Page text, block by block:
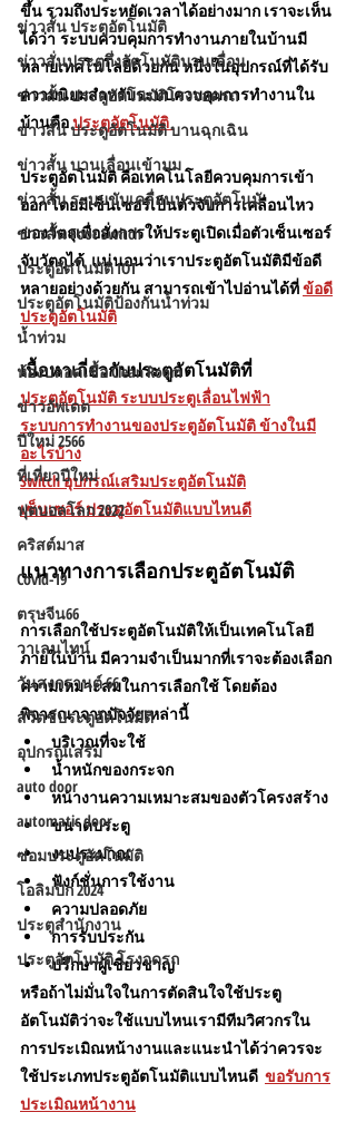
ข่าวสั้น ประตูอัตโนมัติ
ข่าวสั่นประตูกึ่งอัตโนมัติบานเลื่อน
ข่าวสั้น ประตูอัตโนมัติโรงจอดรถ
ข่าวสั้น ประตูอัตโนมัติ บานฉุกเฉิน
ข่าวสั้น บานเลื่อนเข้ามุม
ข่าวสั้น ระบบขับเคลื่อนประตูอัตโนมั
ข่าวสั้น Foot Switch
ประตูอัตโนมัติ IOT
ประตูอัตโนมัติป้องกันน้ำท่วม
น้ำท่วม
ห้องปลอดเชื้อ Clean Room
ข่าวอัพเดต
ปีใหม่ 2566
ที่เที่ยวปีใหม่
ฟุตบอลโลก 2022
คริสต์มาส
Covid-19
ตรุษจีน66
วาเลนไทน์
วันสงกรานต์ 66
สวิตช์ประตูอัตโนมัติ
อุปกรณ์เสริม
auto door
automatic door
ซ่อมประตูอัตโนมัติ
โอลิมปิก 2024
ประตูสำนักงาน
ประตูอัตโนมัติ โรงจดรถ
ขึ้น รวมถึงประหยัดเวลาได้อย่างมาก เราจะเห็น
ได้ว่า ระบบควบคุมการทำงานภายในบ้านมี
หลายเทคโนโลยีด้วยกัน หนึ่งในอุปกรณ์ที่ได้รับ
ความนิยมสำหรับระบบควบคุมการทำงานใน
บ้านคือ ประตูอัตโนมัติ
ประตูอัตโนมัติ คือเทคโนโลยีควบคุมการเข้า
ออก โดยมีเซ็นเซอร์เป็นตัวจับการเคลื่อนไหว
ของวัตถุเพื่อสั่งการให้ประตูเปิดเมื่อตัวเซ็นเซอร์
จับวัตถุได้  แน่นอนว่าเราประตูอัตโนมัติมีข้อดี
หลายอย่างด้วยกัน สามารถเข้าไปอ่านได้ที่ ข้อดี
ประตูอัตโนมัต
เนื้อหาเกี่ยวกับประตูอัตโนมัติที่
ประตูอัตโนมัติ ระบบประตูเลื่อนไฟฟ้า
ระบบการทำงานของประตูอัตโนมัติ ข้างในมี
อะไรบ้าง
Switch อุปกรณ์เสริมประตูอัตโนมัติ
เซ็นเซอร์ ประตูอัตโนมัติแบบไหนดี
แนวทางการเลือกประตูอัตโนมัติ
การเลือกใช้ประตูอัตโนมัติให้เป็นเทคโนโลยี
ภายในบ้าน มีความจำเป็นมากที่เราจะต้องเลือก
ความเหมาะสมในการเลือกใช้ โดยต้อง
พิจารณาจากปัจจัยเหล่านี้
บริเวณที่จะใช้
น้ำหนักของกระจก
หน้างานความเหมาะสมของตัวโครงสร้าง
ขนาดประตู
งบประมาณ
ฟังก์ชั่นการใช้งาน
ความปลอดภัย
การรับประกัน
ปรึกษาผู้เชี่ยวชาญ
หรือถ้าไม่มั่นใจในการตัดสินใจใช้ประตู
อัตโนมัติว่าจะใช้แบบไหนเรามีทีมวิศวกรใน
การประเมิณหน้างานและแนะนำได้ว่าควรจะ
ใช้ประเภทประตูอัตโนมัติแบบไหนดี ขอรับการ
ประเมิณหน้างาน